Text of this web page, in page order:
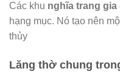
Các khu nghĩa trang gia
hạng mục. Nó tạo nên
thủy
Lăng thờ chung